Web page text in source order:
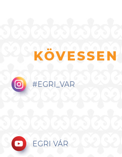
#EGRI_VAR
EGRI VÁR